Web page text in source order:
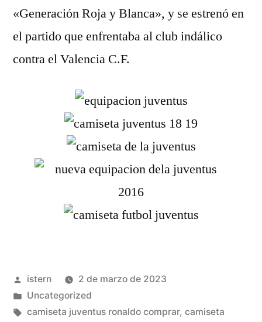
«Generación Roja y Blanca», y se estrenó en
el partido que enfrentaba al club indálico
contra el Valencia C.F.
Publicado
por
istern
2 de marzo de 2023
Publicado
en
Uncategorized
Etiquetas:
camiseta juventus ronaldo comprar, camiseta